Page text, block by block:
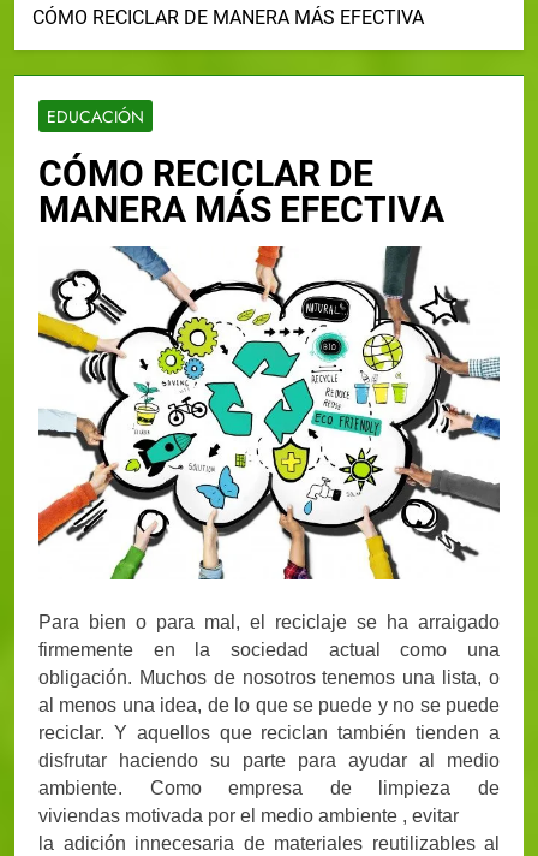
CÓMO RECICLAR DE MANERA MÁS EFECTIVA
EDUCACIÓN
CÓMO RECICLAR DE
MANERA MÁS EFECTIVA
Para bien o para mal, el reciclaje se ha arraigado
firmemente en la sociedad actual como una
obligación. Muchos de nosotros tenemos una lista, o
al menos una idea, de lo que se puede y no se puede
reciclar. Y aquellos que reciclan también tienden a
disfrutar haciendo su parte para ayudar al medio
ambiente. Como empresa de limpieza de
viviendas motivada por el medio ambiente , evitar
la adición innecesaria de materiales reutilizables al